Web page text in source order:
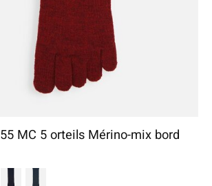
MC 5 orteils Mérino-mix bord